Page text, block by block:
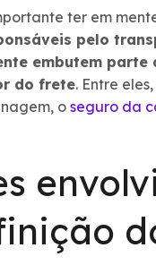
ter em
pelo
embutem parte
do frete. Entre
o seguro da